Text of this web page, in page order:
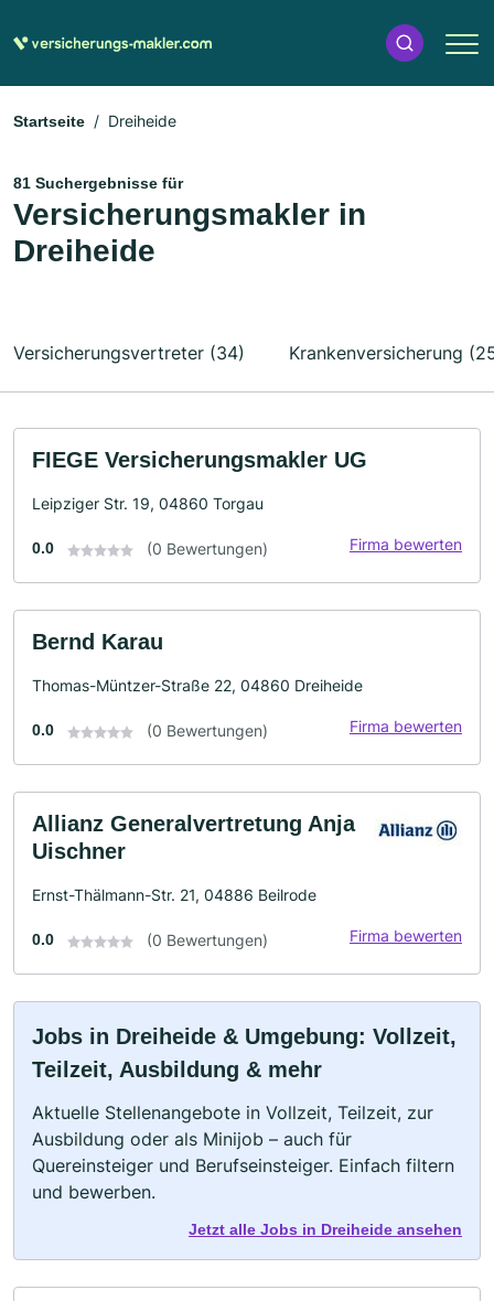
Startseite Dreiheide
81 Suchergebnisse für
Versicherungsmakler in
Dreiheide
Versicherungsvertreter (34) Krankenversicherung
FIEGE Versicherungsmakler UG
Leipziger Str. 19, 04860 Torgau
0.0 (0 Bewertungen) Firma bewerten
Bernd Karau
Thomas-Müntzer-Straße 22, 04860 Dreiheide
0.0 (0 Bewertungen) Firma bewerten
Allianz Generalvertretung Anja
Uischner
Ernst-Thälmann-Str. 21, 04886 Beilrode
0.0 (0 Bewertungen) Firma bewerten
Jobs in Dreiheide & Umgebung: Vollzeit,
Teilzeit, Ausbildung & mehr
Aktuelle Stellenangebote in Vollzeit, Teilzeit, zur
Ausbildung oder als Minijob – auch für
Quereinsteiger und Berufseinsteiger. Einfach filtern
und bewerben.
Jetzt alle Jobs in Dreiheide ansehen